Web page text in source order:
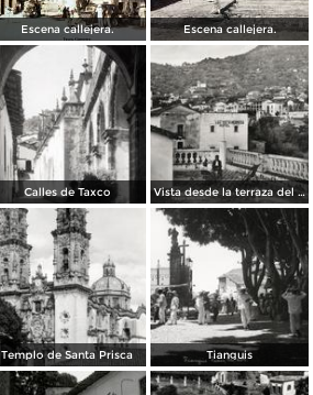
Escena callejera. Escena callejera.
Calles de Taxco Vista desde la terraza del Hotel Taxqueño
Templo de Santa Prisca Tianguis